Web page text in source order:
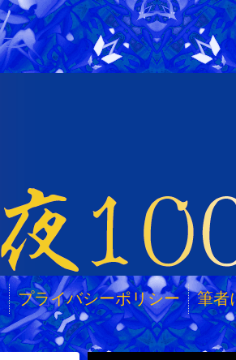
プライバシーポリシー
筆者